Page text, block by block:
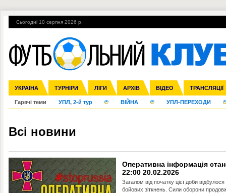
Сьогодні 10 серпня 2026 р.
УКРАЇНА ТУРНІРИ ЛІГИ АРХІВ ВІДЕО ТРАНСЛЯЦІЇ
Збірна Прем'єр-ліга Перша ліга Друга ліга Кубок України
Ліга чемпіонів Ліга Європи Міжнародні Ліга націй Ліга
Англія Іспанія Італія Німеччина Франція Інші
ЧС-2014 ЄВРО-2016 Росія Кубок конфедерацій ЧЄ-2015 (U-
Гарячі теми УПЛ, 2-й тур ВІЙНА УПЛ-ПЕРЕХОДИ
Всі новини
Оперативна інформація
22:00 20.02.2026
Загалом від початку цієї доби
бойових зіткнень. Сили оборони